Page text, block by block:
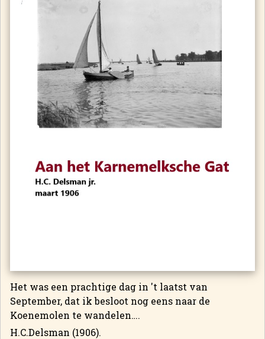
Het was een prachtige dag in 't laatst van
September, dat ik besloot nog eens naar de
Koenemolen te wandelen….
H.C.Delsman (1906).